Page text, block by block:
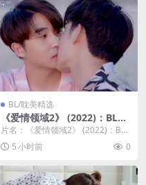
BL/耽美精选
《爱情领域2》 (2022)：BL剧
集剧情简介与夸克网盘资源
片名：《爱情领域2》 (2022)：BL
剧集剧情简介与夸克网盘资源 分
类：剧集 ...
5 小时前 0